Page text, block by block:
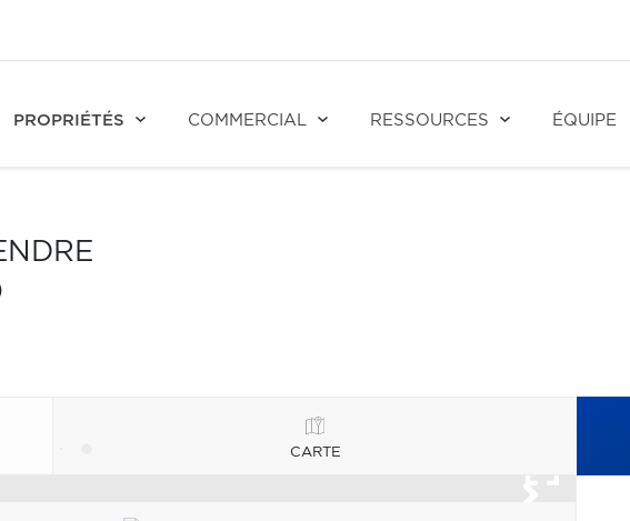
PROPRIÉTÉS COMMERCIAL RESSOURCES ÉQUIPE
CARTE